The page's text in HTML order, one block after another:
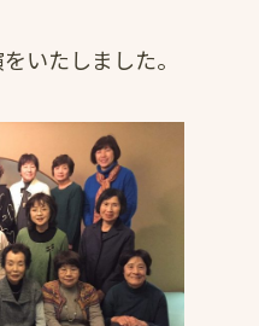
いたしました。